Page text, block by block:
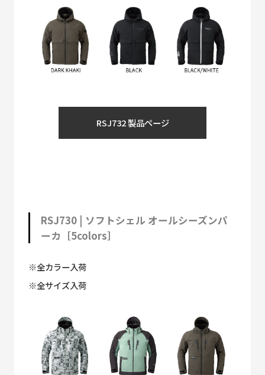
RSJ732 製品ページ
RSJ730 | ソフトシェル オールシーズンパ
ーカ［5colors］
※全カラー入荷
※全サイズ入荷